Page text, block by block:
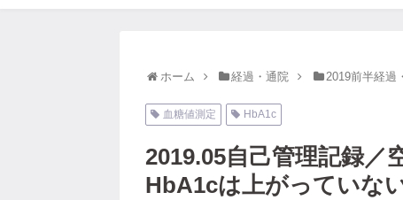
ホーム 経過・通院 2019前半経過
血糖値測定 HbA1c
2019.05自己管理記録／
HbA1cは上がっていな